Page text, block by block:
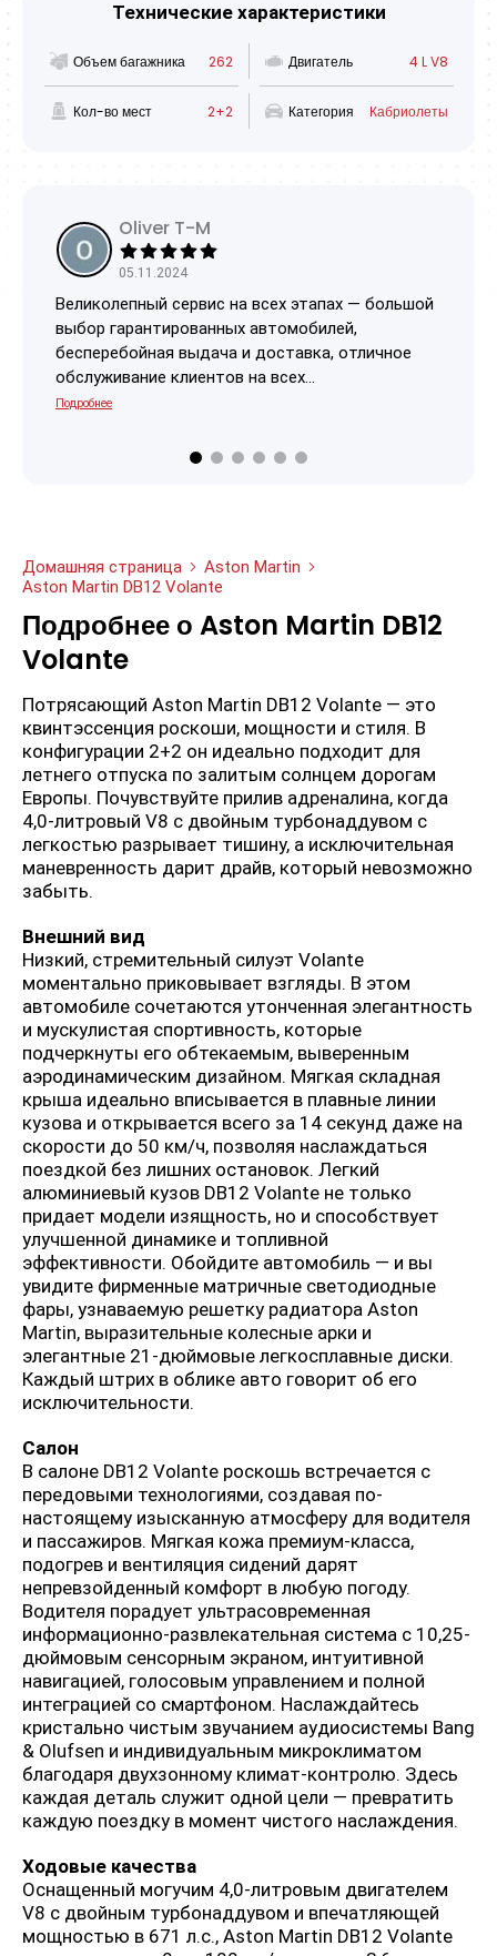
Технические характеристики
Объем багажника 262 Двигатель 4 L V8
Кол-во мест 2+2 Категория Кабриолеты
Oliver T-M
05.11.2024
Великолепный сервис на всех этапах — большой
выбор гарантированных автомобилей,
бесперебойная выдача и доставка, отличное
обслуживание клиентов на всех...
Подробнее
Домашняя страница
Aston Martin
Aston Martin DB12 Volante
Подробнее о Aston Martin DB12
Volante
Потрясающий Aston Martin DB12 Volante — это
квинтэссенция роскоши, мощности и стиля. В
конфигурации 2+2 он идеально подходит для
летнего отпуска по залитым солнцем дорогам
Европы. Почувствуйте прилив адреналина, когда
4,0-литровый V8 с двойным турбонаддувом с
легкостью разрывает тишину, а исключительная
маневренность дарит драйв, который невозможно
забыть.
Внешний вид
Низкий, стремительный силуэт Volante
моментально приковывает взгляды. В этом
автомобиле сочетаются утонченная элегантность
и мускулистая спортивность, которые
подчеркнуты его обтекаемым, выверенным
аэродинамическим дизайном. Мягкая складная
крыша идеально вписывается в плавные линии
кузова и открывается всего за 14 секунд даже на
скорости до 50 км/ч, позволяя наслаждаться
поездкой без лишних остановок. Легкий
алюминиевый кузов DB12 Volante не только
придает модели изящность, но и способствует
улучшенной динамике и топливной
эффективности. Обойдите автомобиль — и вы
увидите фирменные матричные светодиодные
фары, узнаваемую решетку радиатора Aston
Martin, выразительные колесные арки и
элегантные 21-дюймовые легкосплавные диски.
Каждый штрих в облике авто говорит об его
исключительности.
Салон
В салоне DB12 Volante роскошь встречается с
передовыми технологиями, создавая по-
настоящему изысканную атмосферу для водителя
и пассажиров. Мягкая кожа премиум-класса,
подогрев и вентиляция сидений дарят
непревзойденный комфорт в любую погоду.
Водителя порадует ультрасовременная
информационно-развлекательная система с 10,25-
дюймовым сенсорным экраном, интуитивной
навигацией, голосовым управлением и полной
интеграцией со смартфоном. Наслаждайтесь
кристально чистым звучанием аудиосистемы Bang
& Olufsen и индивидуальным микроклиматом
благодаря двухзонному климат-контролю. Здесь
каждая деталь служит одной цели — превратить
каждую поездку в момент чистого наслаждения.
Ходовые качества
Оснащенный могучим 4,0-литровым двигателем
V8 с двойным турбонаддувом и впечатляющей
мощностью в 671 л.с., Aston Martin DB12 Volante